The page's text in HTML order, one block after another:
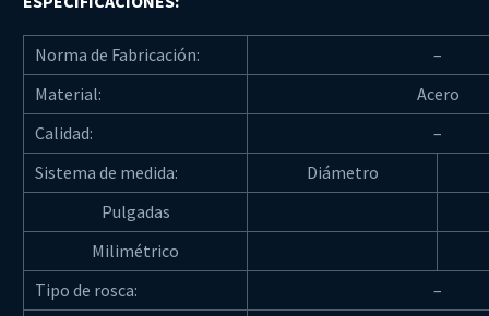
Norma de Fabricación:
–
Material:
Acero
Calidad:
–
Sistema de medida:
Diámetro
Pulgadas
Milimétrico
Tipo de rosca:
–